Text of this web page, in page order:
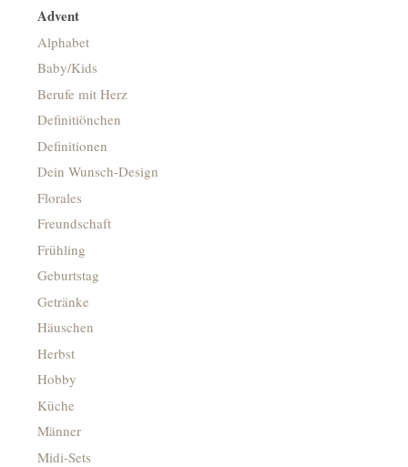
Advent
Alphabet
Baby/Kids
Berufe mit Herz
Definitiönchen
Definitionen
Dein Wunsch-Design
Florales
Freundschaft
Frühling
Geburtstag
Getränke
Häuschen
Herbst
Hobby
Küche
Männer
Midi-Sets